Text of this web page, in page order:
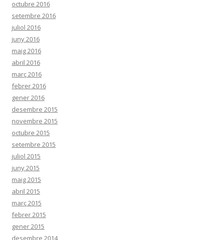
octubre 2016
setembre 2016
juliol 2016
juny 2016
maig 2016
abril 2016
març 2016
febrer 2016
gener 2016
desembre 2015
novembre 2015
octubre 2015
setembre 2015
juliol 2015
juny 2015
maig 2015
abril 2015
març 2015
febrer 2015
gener 2015
desembre 2014